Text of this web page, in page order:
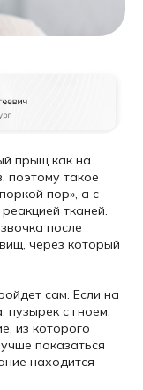
прыщ как на
поэтому такое
пор», а с
тканей.
после
через который
сам. Если на
пузырек с гноем,
из которого
показаться
находится